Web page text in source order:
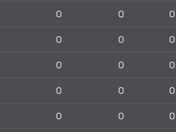
0 0 0
0 0 0
0 0 0
0 0 0
0 0 0